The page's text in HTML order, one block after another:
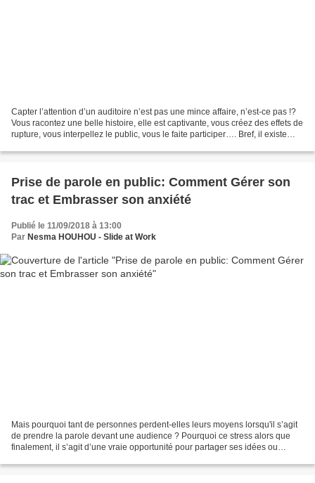
Capter l’attention d’un auditoire n’est pas une mince affaire, n’est-ce pas !?
Vous racontez une belle histoire, elle est captivante, vous créez des effets de
rupture, vous interpellez le public, vous le faite participer…. Bref, il existe
Prise de parole en public: Comment Gérer son
trac et Embrasser son anxiété
Publié le 11/09/2018 à 13:00
Par Nesma HOUHOU - Slide at Work
Mais pourquoi tant de personnes perdent-elles leurs moyens lorsqu'il s’agit
de prendre la parole devant une audience ? Pourquoi ce stress alors que
finalement, il s’agit d’une vraie opportunité pour partager ses idées ou